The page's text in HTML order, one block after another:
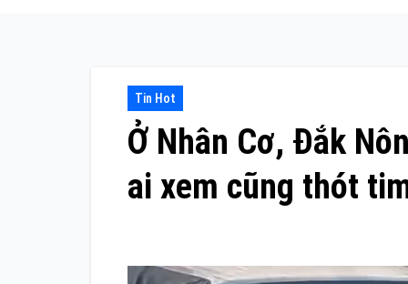
Tin Hot
Ở Nhân Cơ, Đắk
ai xem cũng thót